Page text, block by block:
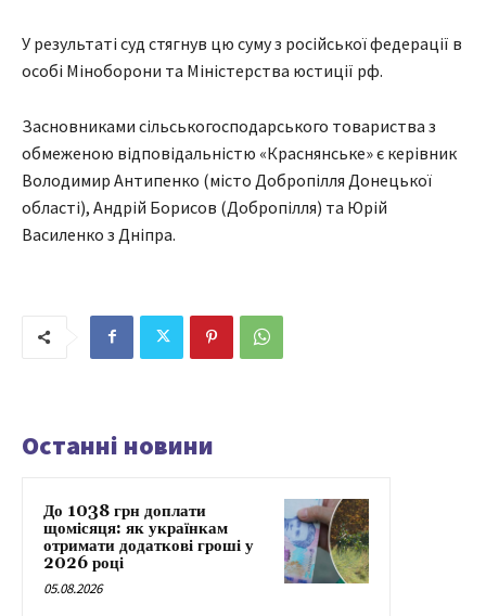
У результаті суд стягнув цю суму з російської федерації в
особі Міноборони та Міністерства юстиції рф.
Засновниками сільськогосподарського товариства з
обмеженою відповідальністю «Краснянське» є керівник
Володимир Антипенко (місто Добропілля Донецької
області), Андрій Борисов (Добропілля) та Юрій
Василенко з Дніпра.
Останні новини
До 1038 грн доплати
щомісяця: як українкам
отримати додаткові гроші у
2026 році
05.08.2026